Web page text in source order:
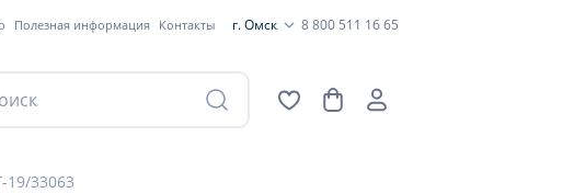
Полезная информация Контакты г. Омск 8 800 511 16 65
19/33063